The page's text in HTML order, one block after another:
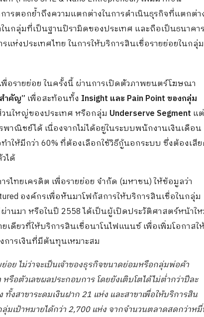
ารตอกย้ำถึงความแตกต่างในการดำเนินธุรกิจที่แตกต่า
กลุ่มที่เป็นฐานปิรามิดของประเทศ และถือเป็นธนาคาร
ห่งประเทศไทย ในการให้บริการสินเชื่อรายย่อยในกลุ่ม
อรายย่อย ในครั้งนี้ ผ่านการเปิดตัวภาพยนตร์โฆษณา
ำคัญ” เพื่อสะท้อนทั้ง Insight และ Pain Point ของกลุ่ม
นใหญ่ของประเทศ หรือกลุ่ม Underserve Segment แต่
าณิชย์ได้ เนื่องจากไม่ได้อยู่ในระบบพนักงานเงินเดือน
ำให้มีกว่า 60% ที่ต้องเลือกใช้วิธีกู้นอกระบบ ซึ่งต้องเสี
ได้
รไทยเครดิต เพื่อรายย่อย จำกัด (มหาชน) ให้ข้อมูลว่า
องค์กรเพื่อหันมาโฟกัสการให้บริการสินเชื่อในกลุ่ม
านมา หรือในปี 2558 ได้เป็นผู้เปิดประวัติศาสตร์หน้าใ
ดียวที่ให้บริการสินเชื่อนาโนไฟแนนซ์ เพื่อเพิ่มโอกาสให้
ารเงินที่มีต้นทุนเหมาะสม
ย ไม่ว่าจะเป็นเจ้าของธุรกิจขนาดย่อมหรือกลุ่มพ่อค้า
อตัวเลขผลประกอบการ โดยยังเติบโตได้ไม่ต่ำกว่าปีละ
งสาขาระดมเงินฝาก 21 แห่ง และสาขาเพื่อให้บริการสิน
มเป้าหมายได้กว่า 2,700 แห่ง จากจำนวนตลาดสดกว่าห